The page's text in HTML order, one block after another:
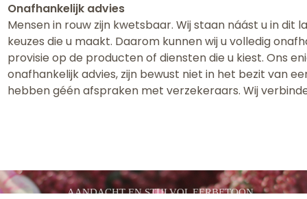
Onafhankelijk advies
Mensen in rouw zijn kwetsbaar. Wij staan náást u in
keuzes die u maakt. Daarom kunnen wij u volledig
provisie op de producten of diensten die u kiest. Ons
onafhankelijk advies, zijn bewust niet in het bezit van
hebben géén afspraken met verzekeraars. Wij
AANDACHT EN STIJLVOL EERBETOON